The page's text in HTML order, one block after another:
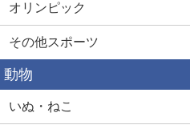
オリンピック
その他スポーツ
動物
いぬ・ねこ